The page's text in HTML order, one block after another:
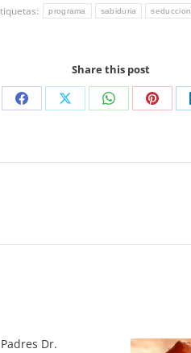
programa sabiduria seduccion
Share this post
Dr.